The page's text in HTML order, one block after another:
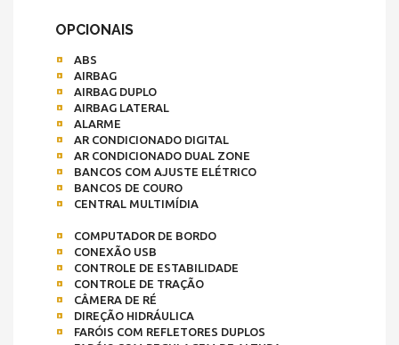
OPCIONAIS
ABS
AIRBAG
AIRBAG DUPLO
AIRBAG LATERAL
ALARME
AR CONDICIONADO DIGITAL
AR CONDICIONADO DUAL ZONE
BANCOS COM AJUSTE ELÉTRICO
BANCOS DE COURO
CENTRAL MULTIMÍDIA
COMPUTADOR DE BORDO
CONEXÃO USB
CONTROLE DE ESTABILIDADE
CONTROLE DE TRAÇÃO
CÂMERA DE RÉ
DIREÇÃO HIDRÁULICA
FARÓIS COM REFLETORES DUPLOS